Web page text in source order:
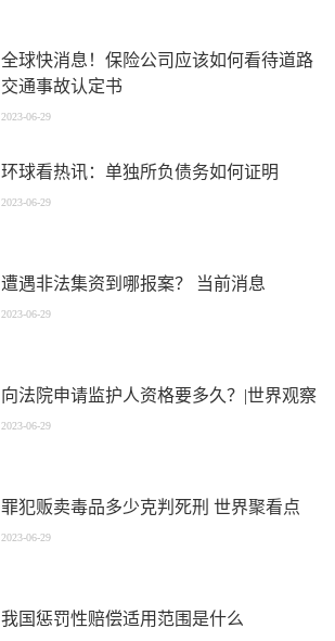
全球快消息！保险公司应该如何看待道路
交通事故认定书
2023-06-29
环球看热讯：单独所负债务如何证明
2023-06-29
遭遇非法集资到哪报案？ 当前消息
2023-06-29
向法院申请监护人资格要多久？|世界观察
2023-06-29
罪犯贩卖毒品多少克判死刑 世界聚看点
2023-06-29
我国惩罚性赔偿适用范围是什么